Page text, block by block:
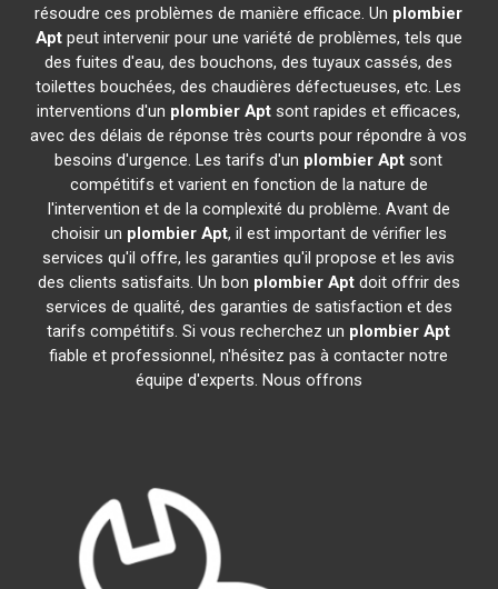
résoudre ces problèmes de manière efficace. Un plombier
Aptpeut intervenir pour une variété de problèmes, tels que
des fuites d'eau, des bouchons, des tuyaux cassés, des
toilettes bouchées, des chaudières défectueuses, etc. Les
interventions d'un plombier Apt sont rapides et efficaces,
avec des délais de réponse très courts pour répondre à vos
besoins d'urgence. Les tarifs d'un plombier Apt sont
compétitifs et varient en fonction de la nature de
l'intervention et de la complexité du problème. Avant de
choisir un plombier Apt, il est important de vérifier les
services qu'il offre, les garanties qu'il propose et les avis
des clients satisfaits. Un bon plombier Aptdoit offrir des
services de qualité, des garanties de satisfaction et des
tarifs compétitifs. Si vous recherchez un plombier Apt
fiable et professionnel, n'hésitez pas à contacter notre
équipe d'experts. Nous offrons